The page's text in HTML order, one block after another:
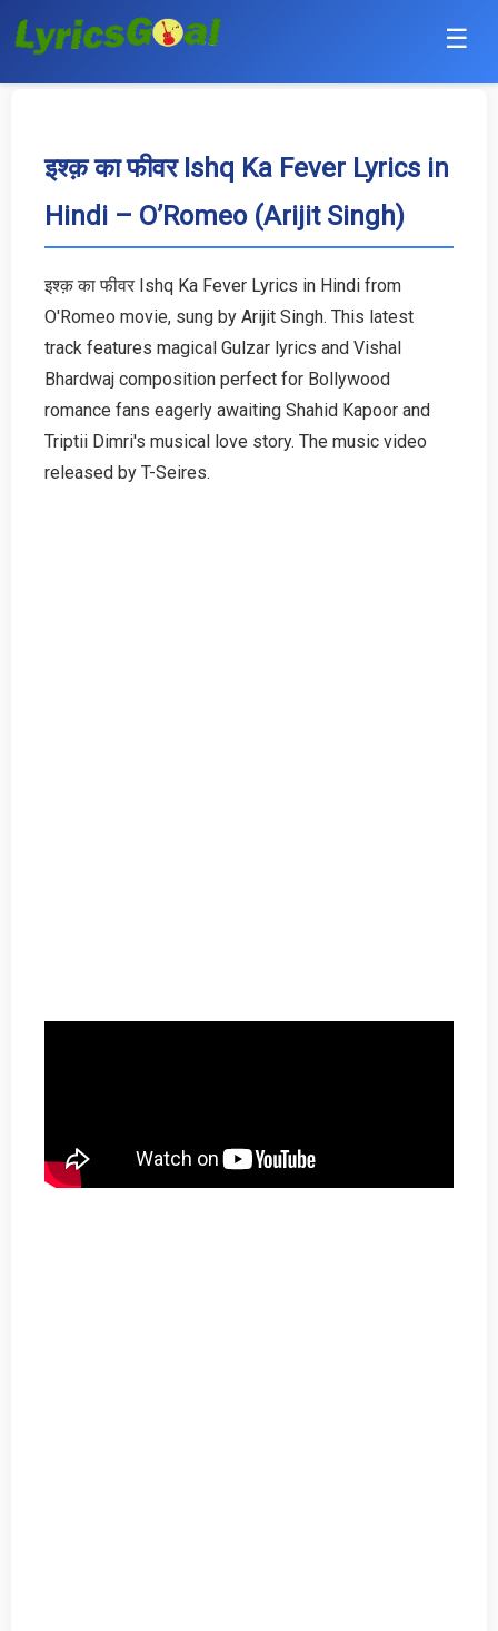
☰
Hindi
Bollywood
English
Tamil
Malayalam
इश्क़ का फीवर Ishq Ka Fever Lyrics in
Hindi – O’Romeo (Arijit Singh)
इश्क़ का फीवर Ishq Ka Fever Lyrics in Hindi from
O'Romeo movie, sung by Arijit Singh. This latest
track features magical Gulzar lyrics and Vishal
Bhardwaj composition perfect for Bollywood
romance fans eagerly awaiting Shahid Kapoor and
Triptii Dimri's musical love story. The music video
released by T-Seires.